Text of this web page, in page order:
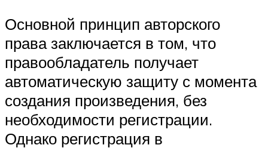
Основной принцип авторского
права заключается в том, что
правообладатель получает
автоматическую защиту с момента
создания произведения, без
необходимости регистрации.
Однако регистрация в